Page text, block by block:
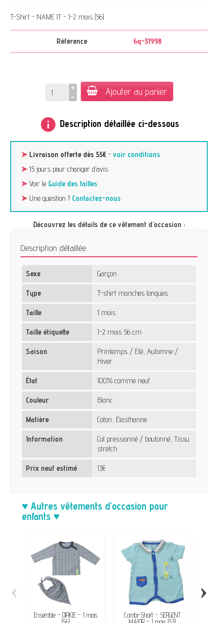
T-Shirt - NAME IT - 1-2 mois (56)
Référence 6q-31998
Ajouter au panier
info Description détaillée ci-dessous
➤ Livraison offerte dès 55€ -voir conditions
➤15 jours pour changer d’avis
➤Voir le Guide des tailles
➤Une question ? Contactez-nous
Découvrez les détails de ce vêtement d’occasion :
Description détaillée
Sexe Garçon
Type T-shirt manches longues
Taille 1 mois
Taille étiquette 1-2 mois 56 cm
Saison
Printemps / Eté, Automne /
Hiver
État 100% comme neuf
Couleur Blanc
Matière Coton, Élasthanne
Information
Col pressionné / boutonné, Tissu
stretch
Prix neuf estimé 13€
♥ Autres vêtements d’occasion pour
enfants ♥
Ensemble - DIRKJE - 1 mois
Combi-Short - SERGENT
‹ ›